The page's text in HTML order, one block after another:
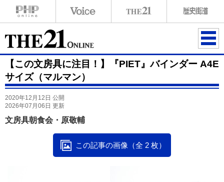
ME
NU
【この文房具に注目！】『PIET』バインダー A4E
サイズ（マルマン）
2020年12月12日 公開
2026年07月06日 更新
文房具朝食会・原敬輔
この記事の画像（全 2 枚）